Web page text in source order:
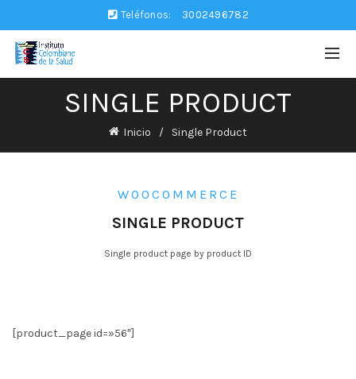
Teléfonos: 3002496782
SINGLE PRODUCT
Inicio Single Product
WOOCOMMERCE
SINGLE PRODUCT
Single product page by product ID
[product_page id=»56″]